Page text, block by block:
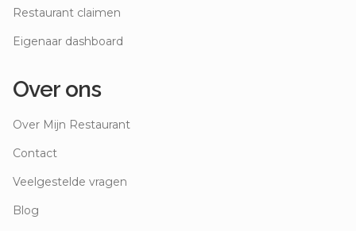
Restaurant claimen
Eigenaar dashboard
Over ons
Over Mijn Restaurant
Contact
Veelgestelde vragen
Blog